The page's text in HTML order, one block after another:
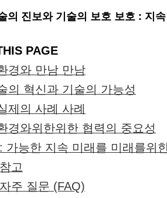
의 진보와 기술의 보호 보호 : 지
PAGE
경와 만남 만남
의 혁신과 기술의 가능성
제의 사례 사례
경와위한위한 협력의 중요성
가능한 지속 미래를 미래를위
고
주 질문 (FAQ)